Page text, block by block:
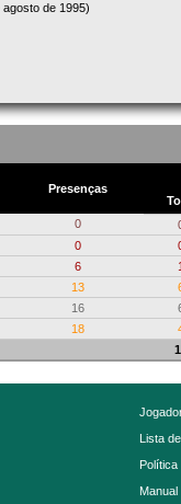
de 1995)
Presenças
0
0
6
13
16
18
Lista
Política